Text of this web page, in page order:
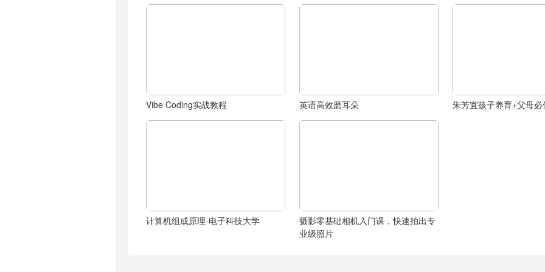
Vibe Coding实战教程 英语高效磨耳朵 朱芳宜孩子养育+父母必
计算机组成原理-电子科技大学
摄影零基础相机入门课，快速拍出专
业级照片